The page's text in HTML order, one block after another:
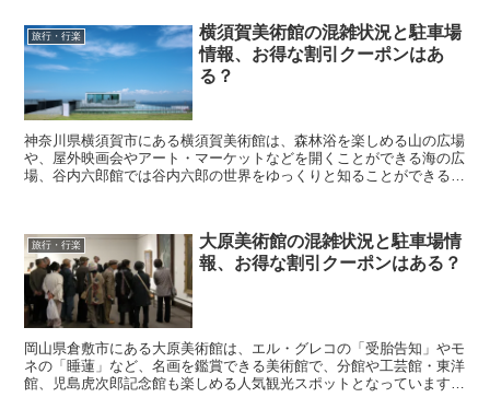
旅行・行楽
横須賀美術館の混雑状況と駐車場
情報、お得な割引クーポンはあ
る？
神奈川県横須賀市にある横須賀美術館は、森林浴を楽しめる山の広場
や、屋外映画会やアート・マーケットなどを開くことができる海の広
場、谷内六郎館では谷内六郎の世界をゆっくりと知ることができる美
旅行・行楽
大原美術館の混雑状況と駐車場情
報、お得な割引クーポンはある？
岡山県倉敷市にある大原美術館は、エル・グレコの「受胎告知」やモ
ネの「睡蓮」など、名画を鑑賞できる美術館で、分館や工芸館・東洋
館、児島虎次郎記念館も楽しめる人気観光スポットとなっています。